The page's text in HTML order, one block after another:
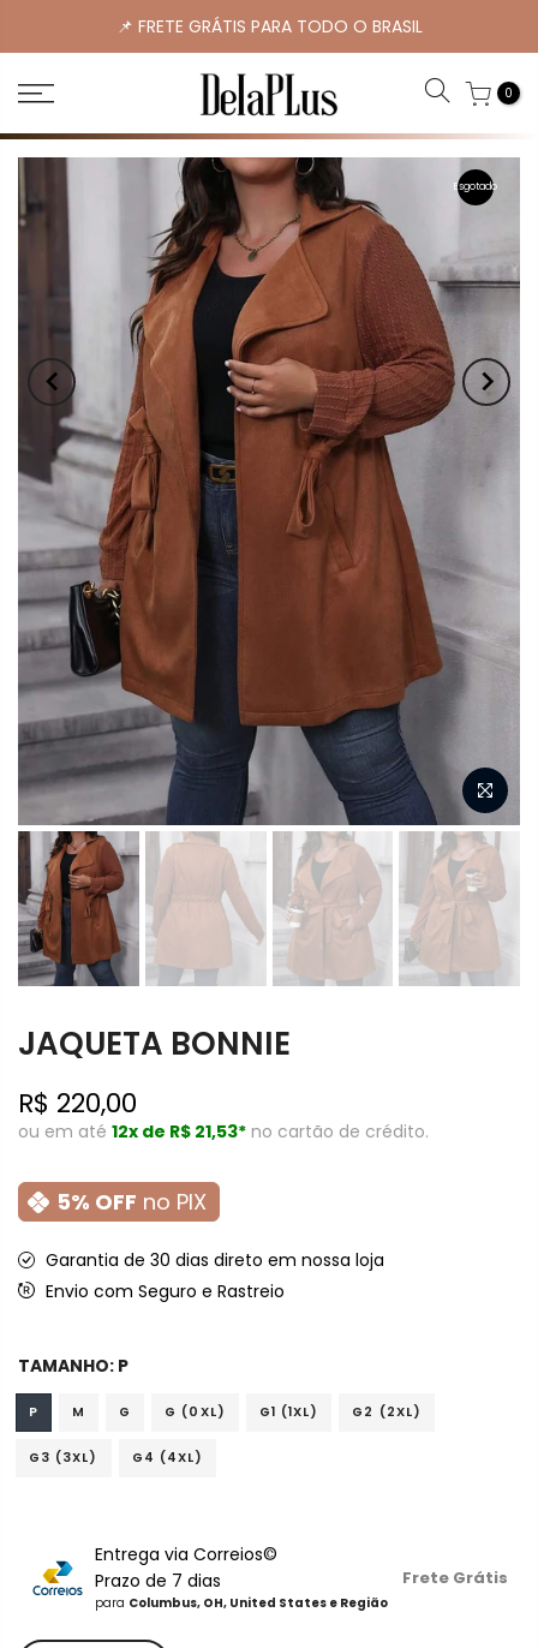
📌 FRETE GRÁTIS PARA TODO O BRASIL
0
Esgotado
JAQUETA BONNIE
R$ 220,00
ou em até 12x de R$ 21,53* no cartão de crédito.
5% OFF no PIX
Garantia de 30 dias direto em nossa loja
Envio com Seguro e Rastreio
TAMANHO: P
P M G G (0XL) G1 (1XL) G2 (2XL)
G3 (3XL) G4 (4XL)
Entrega via Correios©
Prazo de 7 dias
para Columbus, OH, United States e Região
Frete Grátis